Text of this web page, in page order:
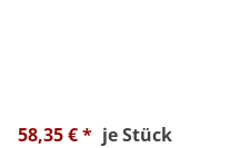
58,35 € * je Stück